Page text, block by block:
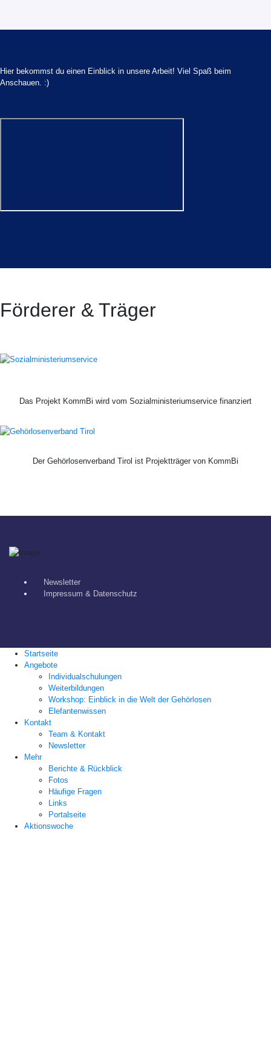
Hier bekommst du einen Einblick in unsere Arbeit! Viel Spaß beim
Anschauen. :)
Förderer & Träger
Das Projekt KommBi wird vom Sozialministeriumservice finanziert
Der Gehörlosenverband Tirol ist Projektträger von KommBi
Newsletter
Impressum & Datenschutz
Startseite
Angebote
Individualschulungen
Weiterbildungen
Workshop: Einblick in die Welt der Gehörlosen
Elefantenwissen
Kontakt
Team & Kontakt
Newsletter
Mehr
Berichte & Rückblick
Fotos
Häufige Fragen
Links
Portalseite
Aktionswoche